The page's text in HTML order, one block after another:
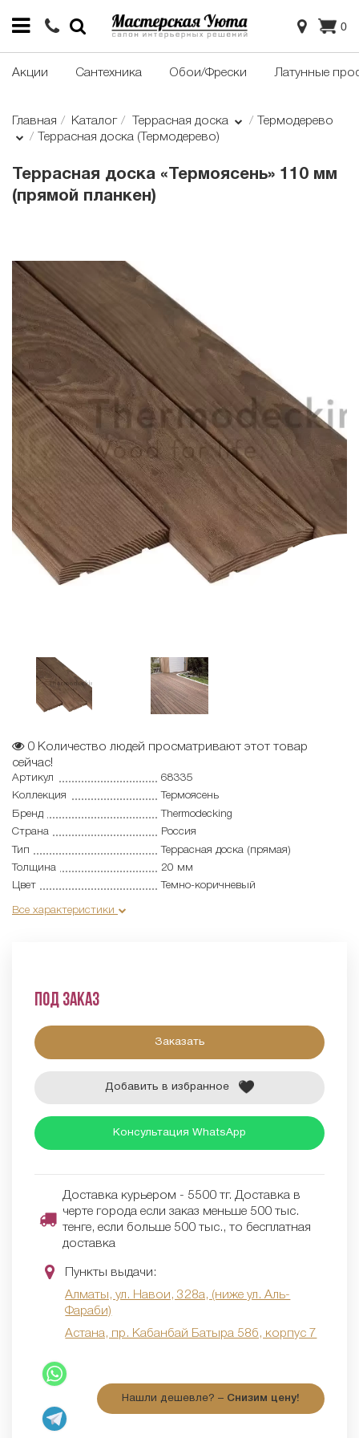
0
Акции Сантехника Обои/Фрески Латунные
Главная Каталог Террасная доска
Термодерево
Террасная доска (Термодерево)
Террасная доска «Термоясень» 110 мм
(прямой планкен)
0 Количество людей просматривают этот товар
сейчас!
Артикул
68335
Коллекция
Термоясень
Бренд
Thermodecking
Страна
Россия
Тип
Террасная доска (прямая)
Толщина
20 мм
Цвет
Темно-коричневый
Все характеристики
Под заказ
Заказать
Добавить в избранное
Консультация WhatsApp
Доставка курьером - 5500 тг. Доставка в
черте города если заказ меньше 500 тыс.
тенге, если больше 500 тыс., то бесплатная
доставка
Пункты выдачи:
Алматы, ул. Навои, 328а, (ниже ул. Аль-
Фараби)
Астана, пр. Кабанбай Батыра 58б, корпус 7
Нашли дешевле? – Снизим цену!